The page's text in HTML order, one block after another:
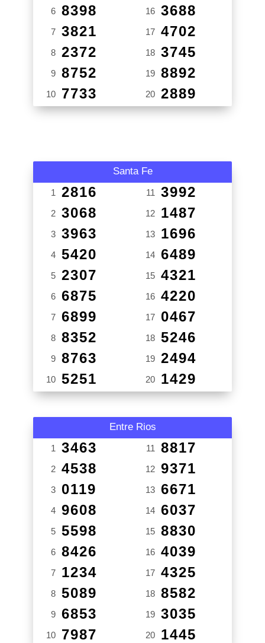
6 8398
7 3821
8 2372
9 8752
10 7733
16 3688
17 4702
18 3745
19 8892
20 2889
Santa Fe
1 2816
2 3068
3 3963
4 5420
5 2307
6 6875
7 6899
8 8352
9 8763
10 5251
11 3992
12 1487
13 1696
14 6489
15 4321
16 4220
17 0467
18 5246
19 2494
20 1429
Entre Rios
1 3463
2 4538
3 0119
4 9608
5 5598
6 8426
7 1234
8 5089
9 6853
10 7987
11 8817
12 9371
13 6671
14 6037
15 8830
16 4039
17 4325
18 8582
19 3035
20 1445